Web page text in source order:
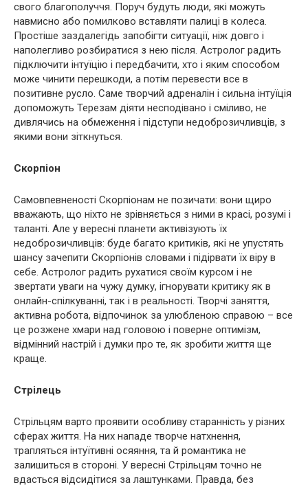
свого благополуччя. Поруч будуть люди, які можуть
навмисно або помилково вставляти палиці в колеса.
Простіше заздалегідь запобігти ситуації, ніж довго і
наполегливо розбиратися з нею після. Астролог радить
підключити інтуїцію і передбачити, хто і яким способом
може чинити перешкоди, а потім перевести все в
позитивне русло. Саме творчий адреналін і сильна інтуїція
допоможуть Терезам діяти несподівано і сміливо, не
дивлячись на обмеження і підступи недоброзичливців, з
якими вони зіткнуться.
Скорпіон
Самовпевненості Скорпіонам не позичати: вони щиро
вважають, що ніхто не зрівняється з ними в красі, розумі і
таланті. Але у вересні планети активізують їх
недоброзичливців: буде багато критиків, які не упустять
шансу зачепити Скорпіонів словами і підірвати їх віру в
себе. Астролог радить рухатися своїм курсом і не
звертати уваги на чужу думку, ігнорувати критику як в
онлайн-спілкуванні, так і в реальності. Творчі заняття,
активна робота, відпочинок за улюбленою справою – все
це розжене хмари над головою і поверне оптимізм,
відмінний настрій і думки про те, як зробити життя ще
краще.
Стрілець
Стрільцям варто проявити особливу старанність у різних
сферах життя. На них нападе творче натхнення,
трапляться інтуїтивні осяяння, та й романтика не
залишиться в стороні. У вересні Стрільцям точно не
вдасться відсидітися за лаштунками. Правда, без